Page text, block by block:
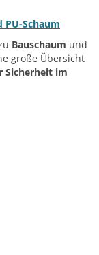
Schaum
Bauschaum und
große Übersicht
Sicherheit im